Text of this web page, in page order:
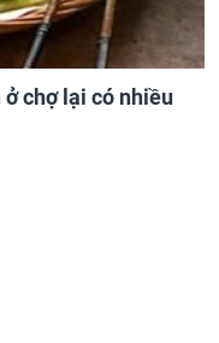
chợ lại có nhiều